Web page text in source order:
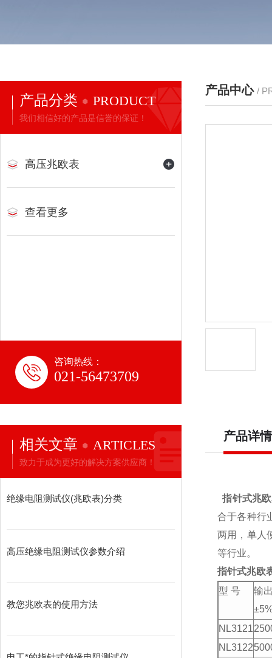
产品分类 PRODUCT
我们相信好的产品是信誉的保证！
高压兆欧表
查看更多
咨询热线：
021-56473709
相关文章 ARTICLES
致力于成为更好的解决方案供应商！
绝缘电阻测试仪(兆欧表)分类
高压绝缘电阻测试仪参数介绍
教您兆欧表的使用方法
产品中心 /
产品详情
指针式兆
合于各种行
两用，单人
等行业。
指针式兆欧
型 号
输
NL3121
NL3122